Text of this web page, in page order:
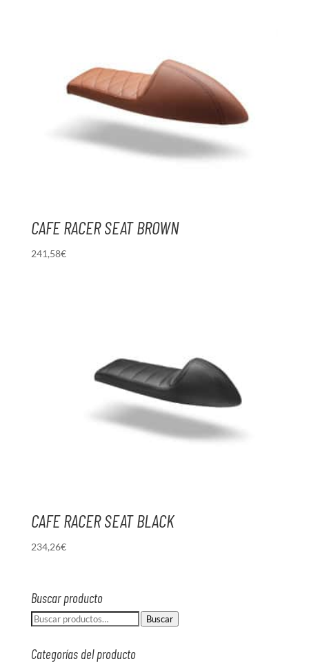
CAFE RACER SEAT BROWN
241,58€
CAFE RACER SEAT BLACK
234,26€
Buscar producto
Buscar
Buscar
Categorías del producto